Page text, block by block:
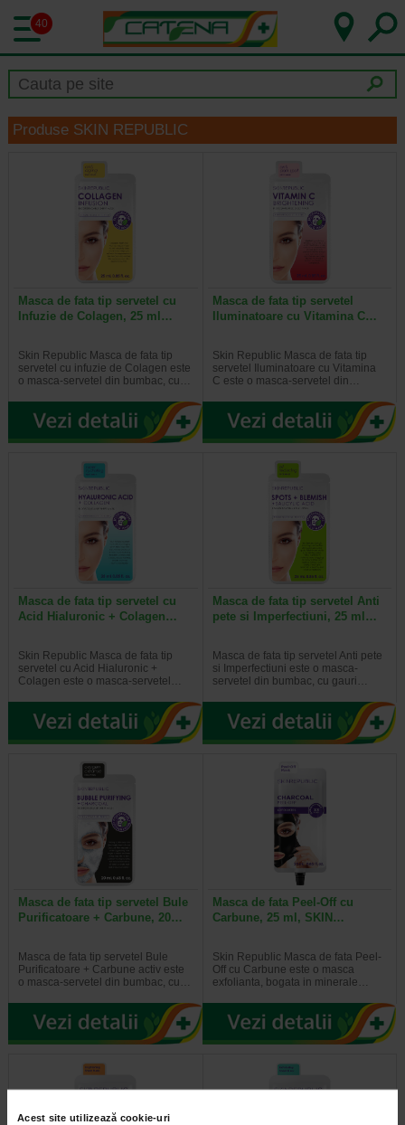
Acest site utilizează cookie-uri
40
Produse SKIN REPUBLIC
Masca de fata tip servetel cu
Infuzie de Colagen, 25 ml…
Skin Republic Masca de fata tip
servetel cu infuzie de Colagen este
o masca-servetel din bumbac, cu…
Masca de fata tip servetel
Iluminatoare cu Vitamina C…
Skin Republic Masca de fata tip
servetel Iluminatoare cu Vitamina
C este o masca-servetel din…
Masca de fata tip servetel cu
Acid Hialuronic + Colagen…
Skin Republic Masca de fata tip
servetel cu Acid Hialuronic +
Colagen este o masca-servetel…
Masca de fata tip servetel Anti
pete si Imperfectiuni, 25 ml…
Masca de fata tip servetel Anti pete
si Imperfectiuni este o masca-
servetel din bumbac, cu gauri…
Masca de fata tip servetel Bule
Purificatoare + Carbune, 20…
Masca de fata tip servetel Bule
Purificatoare + Carbune activ este
o masca-servetel din bumbac, cu…
Masca de fata Peel-Off cu
Carbune, 25 ml, SKIN…
Skin Republic Masca de fata Peel-
Off cu Carbune este o masca
exfolianta, bogata in minerale…